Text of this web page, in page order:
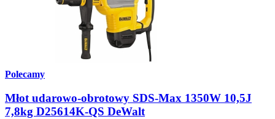
Polecamy
Młot udarowo-obrotowy SDS-Max 1350W 10,5J
7,8kg D25614K-QS DeWalt